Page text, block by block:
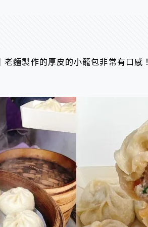
老麵製作的厚皮的小籠包非常有口感！